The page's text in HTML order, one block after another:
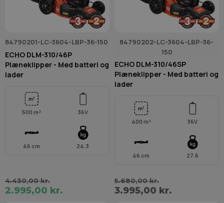
84790201-LC-3604-LBP-36-150
ECHO DLM-310/46P
Plæneklipper - Med batteri og
lader
500 m² 36V
46 cm 24.3
4.430,00 kr.
2.995,00 kr.
84790202-LC-3604-LBP-36-
150
ECHO DLM-310/46SP
Plæneklipper - Med batteri og
lader
400 m² 36V
46 cm 27.6
5.680,00 kr.
3.995,00 kr.